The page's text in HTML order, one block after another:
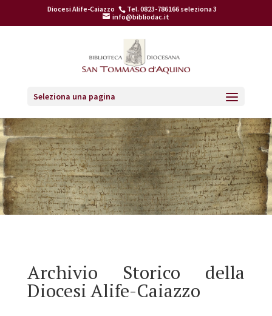
Diocesi Alife-Caiazzo
Tel. 0823-786166 seleziona 3
info@bibliodac.it
Seleziona una pagina
Home>Archivio
Archivio Storico della
Diocesi Alife-Caiazzo